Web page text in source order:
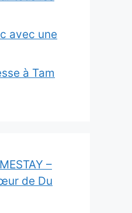
avec une
à Tam
–
de Du